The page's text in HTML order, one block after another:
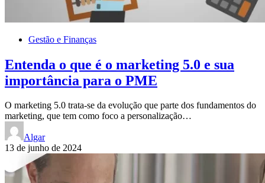
Gestão e Finanças
Entenda o que é o marketing 5.0 e sua
importância para o PME
O marketing 5.0 trata-se da evolução que parte dos fundamentos do
marketing, que tem como foco a personalização…
Algar
13 de junho de 2024